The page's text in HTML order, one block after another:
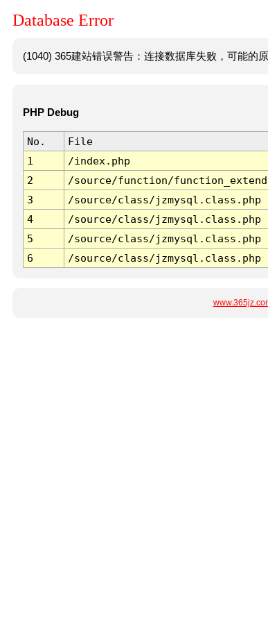
Database Error
(1040) 365建站错误警告：连接数据库失败，可能的
PHP Debug
No. File
1
/index.php
2
/source/function/
3
/source/class/jzmysql.class.php
4
/source/class/jzmysql.class.php
5
/source/class/jzmysql.class.php
6
/source/class/jzmysql.class.php